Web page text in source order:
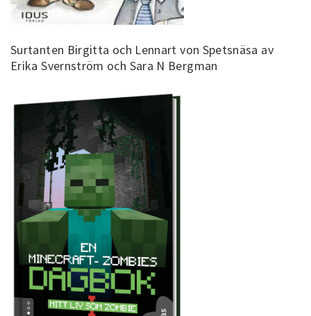
Surtanten Birgitta och Lennart von Spetsnäsa av
Erika Svernström och Sara N Bergman